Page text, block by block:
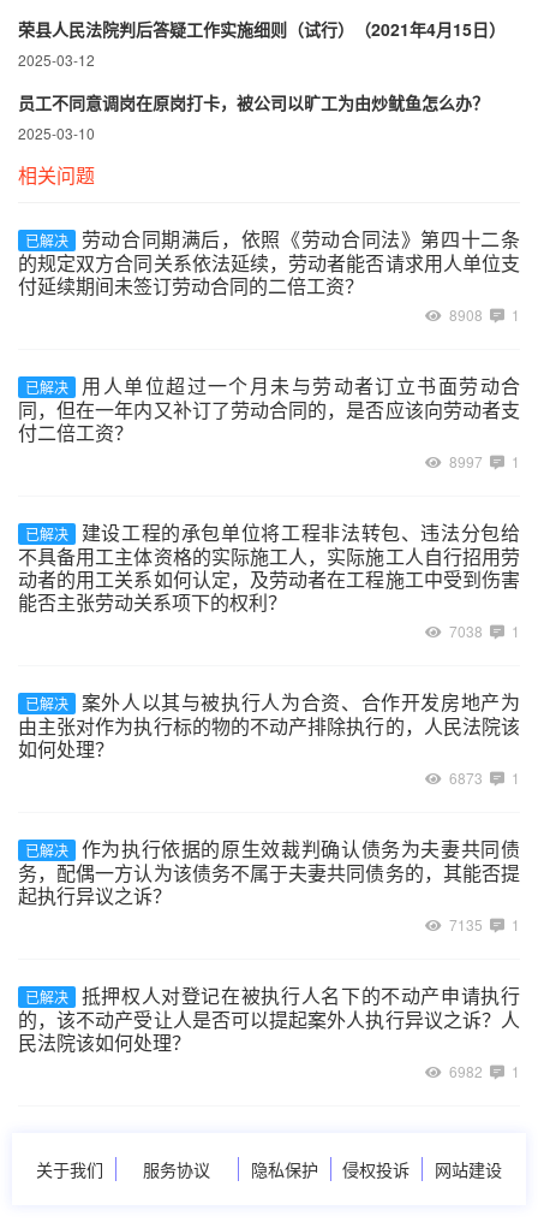
荣县人民法院判后答疑工作实施细则（试行）（2021年4月15日）
2025-03-12
员工不同意调岗在原岗打卡，被公司以旷工为由炒鱿鱼怎么办？
2025-03-10
相关问题
已解决
劳动合同期满后，依照《劳动合同法》第四十二条
的规定双方合同关系依法延续，劳动者能否请求用人单位支
付延续期间未签订劳动合同的二倍工资？
8908 1
已解决
用人单位超过一个月未与劳动者订立书面劳动合
同，但在一年内又补订了劳动合同的，是否应该向劳动者支
付二倍工资？
8997 1
已解决
建设工程的承包单位将工程非法转包、违法分包给
不具备用工主体资格的实际施工人，实际施工人自行招用劳
动者的用工关系如何认定，及劳动者在工程施工中受到伤害
能否主张劳动关系项下的权利？
7038 1
已解决
案外人以其与被执行人为合资、合作开发房地产为
由主张对作为执行标的物的不动产排除执行的，人民法院该
如何处理？
6873 1
已解决
作为执行依据的原生效裁判确认债务为夫妻共同债
务，配偶一方认为该债务不属于夫妻共同债务的，其能否提
起执行异议之诉？
7135 1
已解决
抵押权人对登记在被执行人名下的不动产申请执行
的，该不动产受让人是否可以提起案外人执行异议之诉？人
民法院该如何处理？
6982 1
关于我们 服务协议 隐私保护 侵权投诉 网站建设